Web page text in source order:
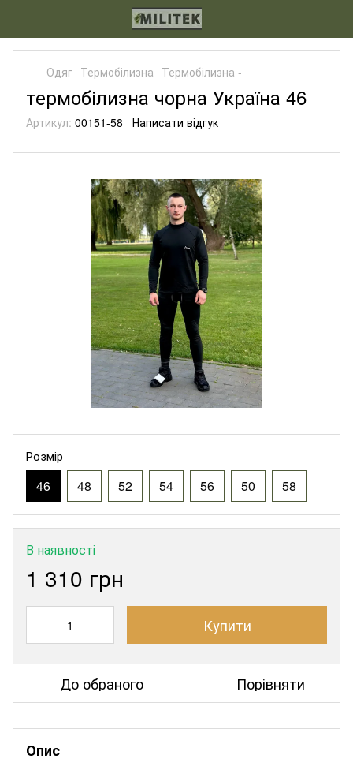
Одяг Термобілизна Термобілизна -
термобілизна чорна Україна 46
Артикул: 00151-58 Написати відгук
Розмір
46 48 52 54 56 50 58
В наявності
1 310 грн
Купити
До обраного Порівняти
Опис